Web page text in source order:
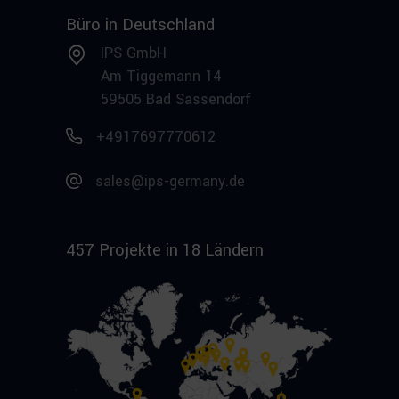
Büro in Deutschland
IPS GmbH
Am Tiggemann 14
59505 Bad Sassendorf
+4917697770612
sales@ips-germany.de
457 Projekte in 18 Ländern